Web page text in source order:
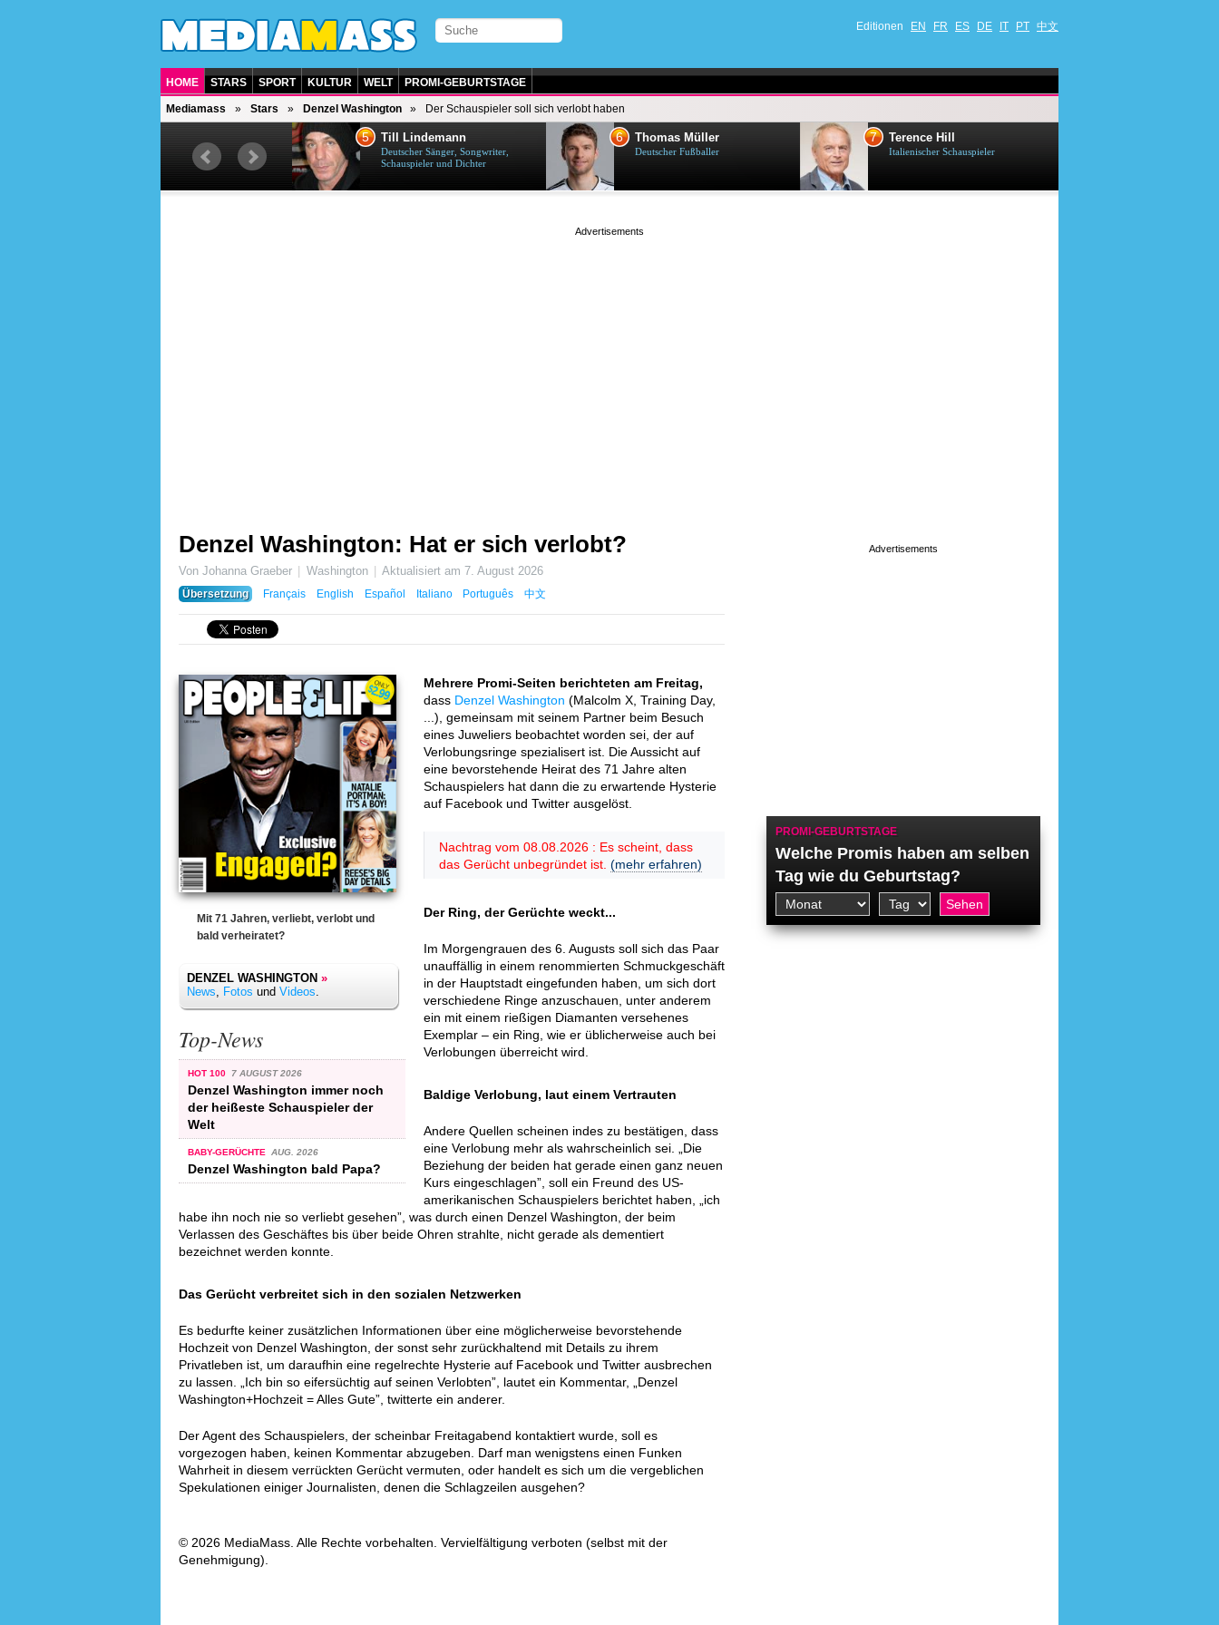
Editionen EN FR ES DE IT PT 中文
HOME STARS SPORT KULTUR WELT PROMI-GEBURTSTAGE
Mediamass Stars Denzel Washington Der Schauspieler soll sich verlobt haben
Deutscher Sänger, Songwriter,
Schauspieler und Dichter
6 Thomas Müller
Deutscher Fußballer
7 Terence Hill
Italienischer Schauspieler
8 Fabrice Luchini
Französischer Schauspieler
Denzel Washington: Hat er sich verlobt?
Von Johanna Graeber Washington Aktualisiert am 7. August 2026
Übersetzung
Français English Español Italiano Português 中文
Mit 71 Jahren, verliebt, verlobt und
bald verheiratet?
DENZEL WASHINGTON »
News, Fotos und Videos.
Top-News
HOT 100 7 AUGUST 2026
Denzel Washington immer noch
der heißeste Schauspieler der
Welt
BABY-GERÜCHTE AUG. 2026
Denzel Washington bald Papa?
Mehrere Promi-Seiten berichteten am Freitag,
dass Denzel Washington (Malcolm X, Training Day,
...), gemeinsam mit seinem Partner beim Besuch
eines Juweliers beobachtet worden sei, der auf
Verlobungsringe spezialisert ist. Die Aussicht auf
eine bevorstehende Heirat des 71 Jahre alten
Schauspielers hat dann die zu erwartende Hysterie
auf Facebook und Twitter ausgelöst.
Nachtrag vom 08.08.2026 : Es scheint, dass
das Gerücht unbegründet ist. (mehr erfahren)
Der Ring, der Gerüchte weckt...
Im Morgengrauen des 6. Augusts soll sich das Paar
unauffällig in einem renommierten Schmuckgeschäft
in der Hauptstadt eingefunden haben, um sich dort
verschiedene Ringe anzuschauen, unter anderem
ein mit einem rießigen Diamanten versehenes
Exemplar – ein Ring, wie er üblicherweise auch bei
Verlobungen überreicht wird.
Baldige Verlobung, laut einem Vertrauten
Andere Quellen scheinen indes zu bestätigen, dass
eine Verlobung mehr als wahrscheinlich sei. „Die
Beziehung der beiden hat gerade einen ganz neuen
Kurs eingeschlagen”, soll ein Freund des US-
amerikanischen Schauspielers berichtet haben, „ich
habe ihn noch nie so verliebt gesehen”, was durch einen Denzel Washington, der beim
Verlassen des Geschäftes bis über beide Ohren strahlte, nicht gerade als dementiert
bezeichnet werden konnte.
Das Gerücht verbreitet sich in den sozialen Netzwerken
Es bedurfte keiner zusätzlichen Informationen über eine möglicherweise bevorstehende
Hochzeit von Denzel Washington, der sonst sehr zurückhaltend mit Details zu ihrem
Privatleben ist, um daraufhin eine regelrechte Hysterie auf Facebook und Twitter ausbrechen
zu lassen. „Ich bin so eifersüchtig auf seinen Verlobten”, lautet ein Kommentar, „Denzel
Washington+Hochzeit = Alles Gute”, twitterte ein anderer.
Der Agent des Schauspielers, der scheinbar Freitagabend kontaktiert wurde, soll es
vorgezogen haben, keinen Kommentar abzugeben. Darf man wenigstens einen Funken
Wahrheit in diesem verrückten Gerücht vermuten, oder handelt es sich um die vergeblichen
Spekulationen einiger Journalisten, denen die Schlagzeilen ausgehen?
© 2026 MediaMass. Alle Rechte vorbehalten. Vervielfältigung verboten (selbst mit der
Genehmigung).
PROMI-GEBURTSTAGE
Welche Promis haben am selben
Tag wie du Geburtstag?